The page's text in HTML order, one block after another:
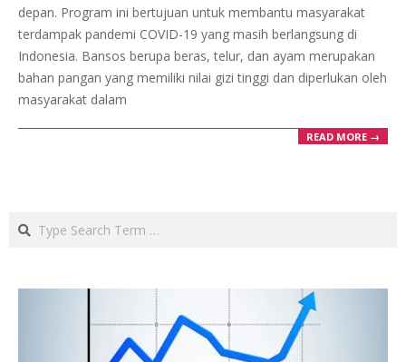
depan. Program ini bertujuan untuk membantu masyarakat
terdampak pandemi COVID-19 yang masih berlangsung di
Indonesia. Bansos berupa beras, telur, dan ayam merupakan
bahan pangan yang memiliki nilai gizi tinggi dan diperlukan oleh
masyarakat dalam
READ MORE →
Search